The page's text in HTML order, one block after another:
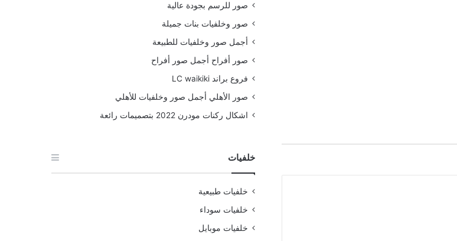
صور للرسم بجودة عالية
صور وخلفيات بنات جميلة
أجمل صور وخلفيات للطبيعة
صور أفراح أجمل صور أفراح
فروع براند LC waikiki
صور الأهلي أجمل صور وخلفيات للأهلي
اشكال ركنات مودرن 2022 بتصميمات رائعة
خلفيات
خلفيات طبيعية
خلفيات سوداء
خلفيات موبايل